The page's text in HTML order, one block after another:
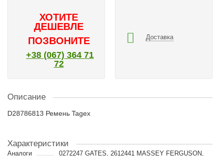
ХОТИТЕ
ДЕШЕВЛЕ
ПОЗВОНИТЕ
+38 (067) 364 71
72
Доставка
Описание
D28786813 Ремень Tagex
Характеристики
Аналоги 0272247 GATES, 2612441 MASSEY FERGUSON,